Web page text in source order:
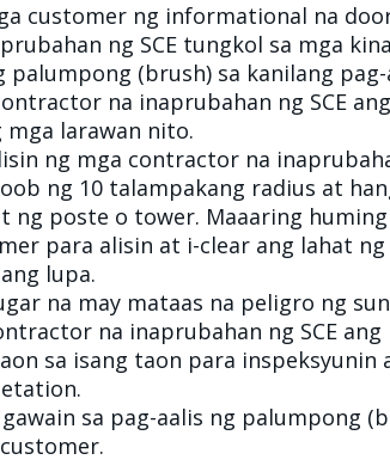
customer ng informational na
ng SCE tungkol sa mga
palumpong (brush) sa kanilang pag-
na inaprubahan ng SCE
larawan nito.
ng mga contractor na
ng 10 talampakang radius at
ng poste o tower. Maaaring
para alisin at i-clear ang lahat
lupa.
na may mataas na peligro ng
na inaprubahan ng SCE
sa isang taon para inspeksyunin
sa pag-aalis ng palumpong